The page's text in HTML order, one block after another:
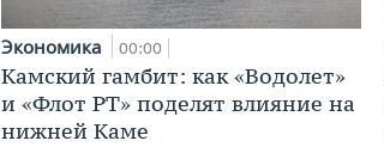
Экономика 00:00
Камский гамбит: как «Водолет»
и «Флот РТ» поделят влияние на
нижней Каме